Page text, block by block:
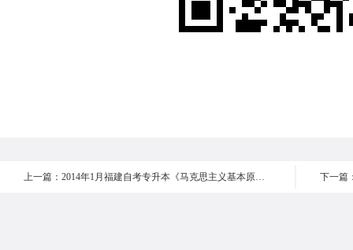
上一篇：2014年1月福建自考专升本《马克思主义基本原理概论 》真题多选题36-40